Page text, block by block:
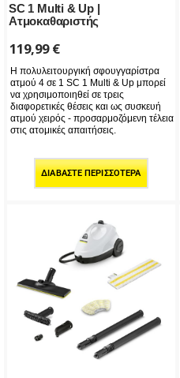
SC 1 Multi & Up |
Ατμοκαθαριστής
119,99€
Η πολυλειτουργική σφουγγαρίστρα
ατμού 4 σε 1 SC 1 Multi & Up μπορεί
να χρησιμοποιηθεί σε τρεις
διαφορετικές θέσεις και ως συσκευή
ατμού χειρός - προσαρμοζόμενη τέλεια
στις ατομικές απαιτήσεις.
ΔΙΑΒΆΣΤΕ ΠΕΡΙΣΣΌΤΕΡΑ